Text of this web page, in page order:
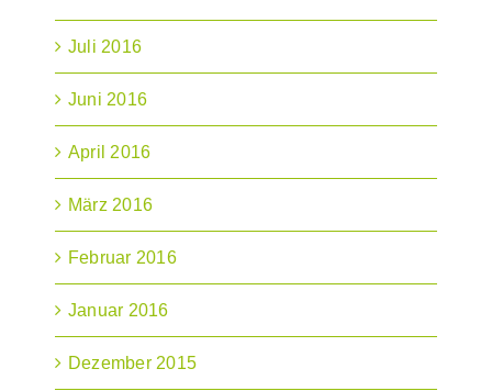
Juli 2016
Juni 2016
April 2016
März 2016
Februar 2016
Januar 2016
Dezember 2015